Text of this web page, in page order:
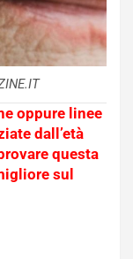
oppure linee
dall’età
questa
sul